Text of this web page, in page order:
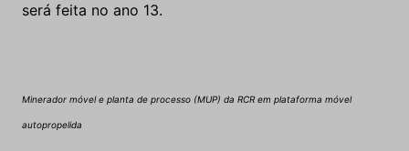
será feita no ano 13.
Minerador móvel e planta de processo (MUP) da RCR em plataforma móvel
autopropelida